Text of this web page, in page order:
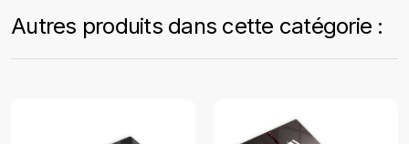
Autres produits dans cette catégorie :